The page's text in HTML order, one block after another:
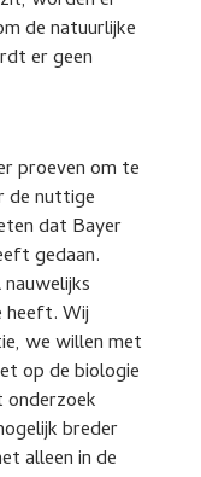
de natuurlijke
er geen
proeven om te
de nuttige
dat Bayer
gedaan.
heeft. Wij
we willen met
op de biologie
onderzoek
breder
alleen in de